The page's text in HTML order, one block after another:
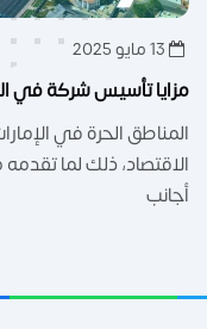
13 مايو 2025
مزايا تأسيس شركة في
المناطق الحرة في
الاقتصاد، ذلك لما
أجانب